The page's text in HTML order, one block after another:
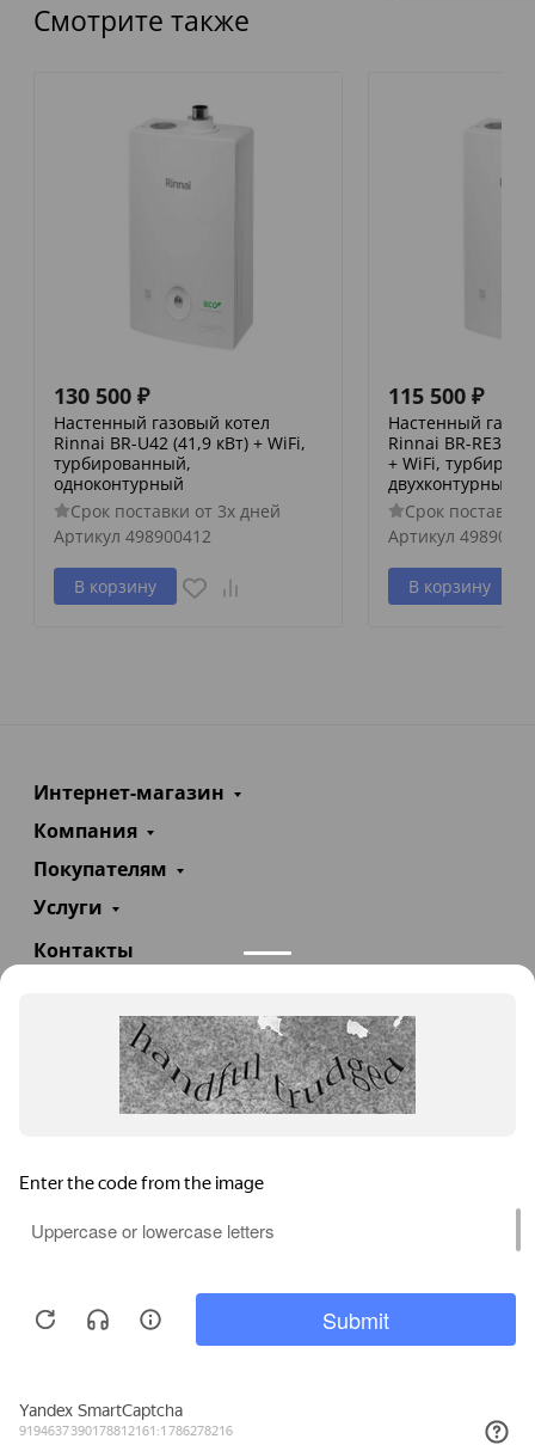
Смотрите также
130 500 ₽
Настенный газовый котел
Rinnai BR-U42 (41,9 кВт) + WiFi,
турбированный,
одноконтурный
Срок поставки от 3х дней
Артикул 498900412
В корзину
115 500 ₽
Настенный
Rinnai BR-RE30 +
+ WiFi,
двухконтурный
Срок поставки
Артикул
В корзину
Интернет-магазин
Компания
Покупателям
Услуги
Контакты
info@teploexpert.com
Пн—Сб 09:00 – 18:00
TeploExpert.com © 2008 - 2026 Оборудование для
систем отопления, водоснабжения, канализации